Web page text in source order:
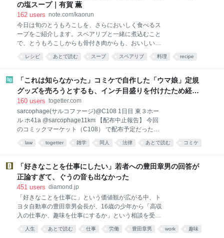
の塩スープ｜有賀 薫
162 users note.com/kaorun
今日は旬のとうもろこしを、さらにおいしく食べるス
ープをご紹介します。スペアリブと一緒に煮込むこと
で、とうもろこしからも骨付き肉からも、おいしい出
汁がとれるのです。作り方は「切って、煮込むだけ」
と、極めてシンプル。ぜひお試しください！ この記事
におまかせ！滋味あふれる夏のスープをご紹介しまし
ょう。ぶつ切りにしたとうもろこしと骨付き豚肉・ス
ペアリブを、塩味で煮込むだけの超シンプルなレシ
す。 とうもろこしのあまみや香りがやさしく溶け出し
たスープが、肉を食べるとじゅわっとしみだしてきま
す。本来とうもろこしは甘くて濃い味の野菜ですが、
なぜかこのスープで味わうと、さっぱりとした印象で
のの、仕込んでしまえ
レシピ あとで読む スープ スペアリブ 料理 recipe
「これは知らなかった」コミケで自作した「ウマ娘」定規
グッズを売ろうとするも、インチ目盛りを付けたため経産
省の規約に抵触、販売見送りに
160 users togetter.com
sarcophage(サルコファージ)@C108 1日目 東３ホー
ル ホ41a @sarcophage11km 【配布中止報告】 今回
のコミックマーケット（C108） で配布予定だったグ
ッズ 「オグリキャップタマモクロスアクリル定規」 の
配布を撤回することになりました。
2026-08-08 00:35:44 sarcophage(サルコファー
ジ)@C108 1日目 東３ホール ホ41a
@sarcophage11km 今回制作した、オグタマの卓上用
として使用できます。 また、オグリの尻尾にペンを置
くと、 ペンホルダーとしても使えます。 #C108
pic.x.com/NwQMjIqnlm 2026-08-07 20:01:12
law togetter 雑学 同人 法律 あとで読む コミケ
「好きなことを仕事にしたい」若者への豊田章男の回答が
正論すぎて、ぐうの音も出なかった
451 users diamond.jp
「好きなことを仕事に」という価値観が広がる中、ト
ヨタ自動車の豊田章男会長が、16歳の少年から「高収
入の仕事か、趣味を仕事にするか」という相談を受け
た。これは、ニッポン放送の期間限定ポッドキャスト
『vs豊田章男 supported by 三四郎のオールナイトニッ
人生 あとで読む 仕事 労働 豊田章男 work 趣味